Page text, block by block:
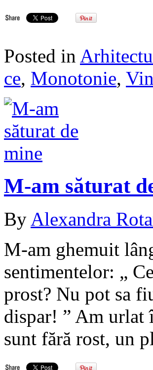
Posted in
ce, Monotonie,
M-am săturat
By Alexandra
M-am ghemuit
sentimentelor: „
prost? Nu pot sa
dispar! ” Am urlat
sunt fără rost, un